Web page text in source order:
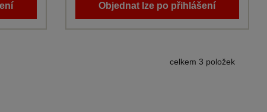
Objednat lze po přihlášení
celkem 3 položek